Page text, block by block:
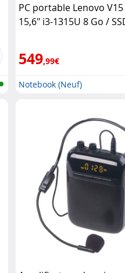
PC portable Lenovo V15
15,6" i3-1315U 8 Go /
549,99€
Notebook (Neuf)